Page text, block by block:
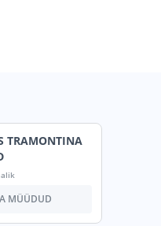
TRAMONTINA
MÜÜDUD